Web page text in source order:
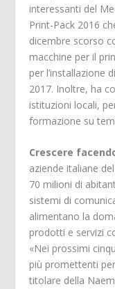
interessanti del
Print-Pack 2016
dicembre scorso
macchine per il
per l’installazione
2017. Inoltre, ha
istituzioni locali,
formazione su
Crescere
aziende italiane
70 milioni di
sistemi di
alimentano la
prodotti e servizi
«Nei prossimi
più promettenti
titolare della